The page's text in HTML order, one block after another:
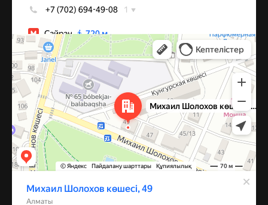
Алматы
Улица Михаила Шолохова, 49 — Яндекс Карты